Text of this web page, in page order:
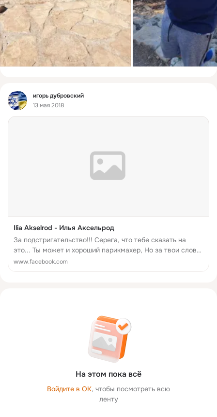
Фид
игорь дубровский
13 мая 2018
Ilia Akselrod - Илья Аксельрод
За подстригательство!!! Серега, что тебе сказать на
это... Ты может и хороший парикмахер, Но за твои слова,
про нашу Нэтту, Тебя я вынужден отправить прямо
www.facebook.com
На этом пока всё
Войдите в ОК, чтобы посмотреть всю
ленту